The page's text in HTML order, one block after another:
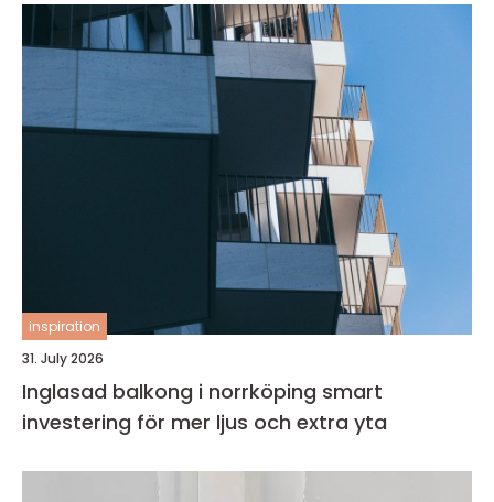
inspiration
31. July 2026
Inglasad balkong i norrköping smart
investering för mer ljus och extra yta